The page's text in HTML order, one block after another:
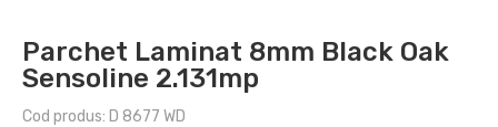
Parchet Laminat 8mm Black Oak
Sensoline 2.131mp
Cod produs: D 8677 WD